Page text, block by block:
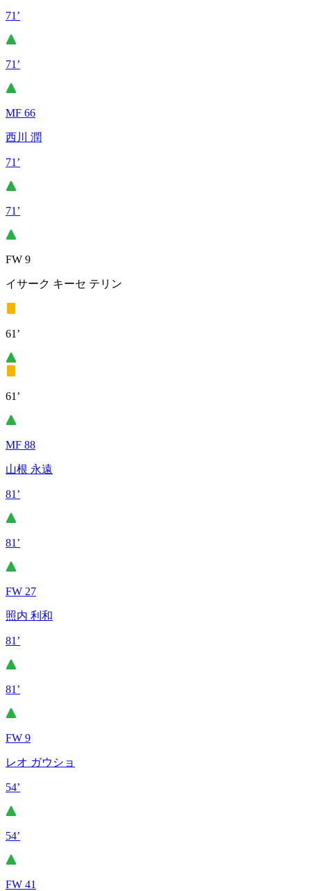
71’
71’
MF 66
西川 潤
71’
71’
FW 9
イサーク キーセ テリン
61’
61’
MF 88
山根 永遠
81’
81’
FW 27
照内 利和
81’
81’
FW 9
レオ ガウショ
54’
54’
FW 41